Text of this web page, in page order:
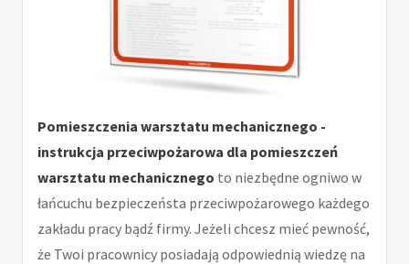
Pomieszczenia warsztatu mechanicznego -
instrukcja przeciwpożarowa dla pomieszczeń
warsztatu mechanicznego to niezbędne ogniwo w
łańcuchu bezpieczeństa przeciwpożarowego każdego
zakładu pracy bądź firmy. Jeżeli chcesz mieć pewność,
że Twoi pracownicy posiadają odpowiednią wiedzę na